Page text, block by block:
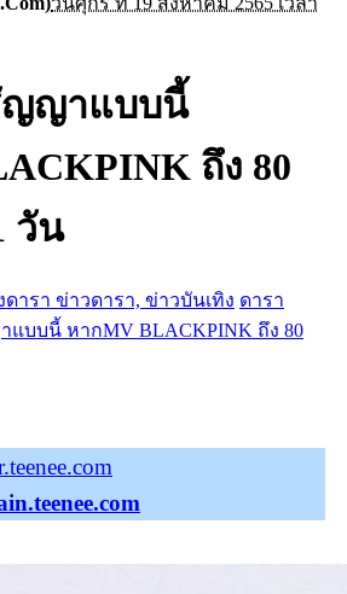
ญญาแบบนี้
ถึง 80
วัน
ดารา ข่าวดารา, ข่าวบันเทิง ดารา
บบนี้ หากMV BLACKPINK ถึง 80